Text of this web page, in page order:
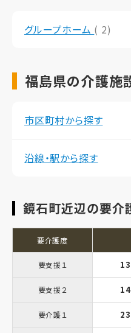
グループホーム ( 2)
福島県の介護施
市区町村から探す
沿線・駅から探す
鏡石町近辺の要介
要介護度
要支援１
要支援２
要介護１